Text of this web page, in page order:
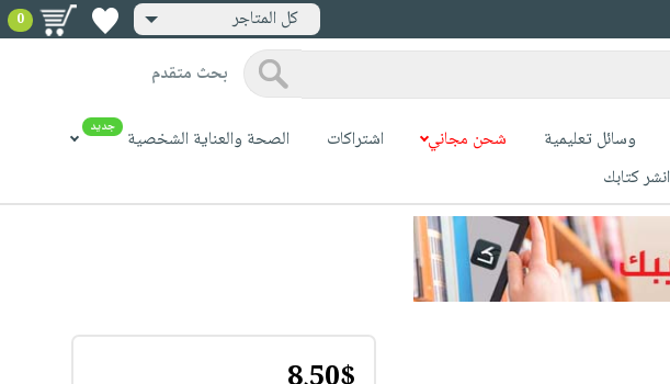
كل المتاجر 0
بحث متقدم
وسائل تعليمية شحن مجاني اشتراكات الصحة والعناية الشخصية جديد
انشر كتابك